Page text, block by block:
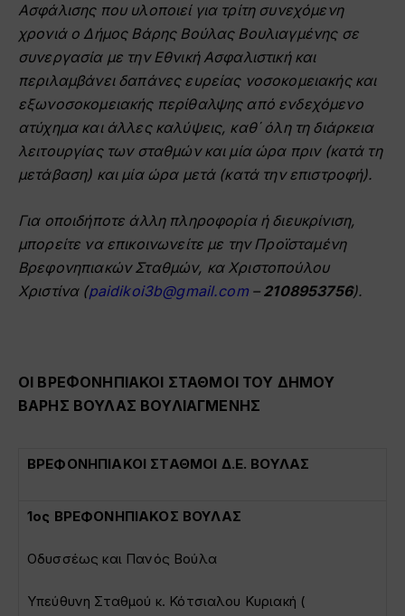
Ασφάλισης που υλοποιεί για τρίτη συνεχόμενη
χρονιά ο Δήμος Βάρης Βούλας Βουλιαγμένης σε
συνεργασία με την Εθνική Ασφαλιστική και
περιλαμβάνει δαπάνες ευρείας νοσοκομειακής και
εξωνοσοκομειακής περίθαλψης από ενδεχόμενο
ατύχημα και άλλες καλύψεις, καθ΄ όλη τη διάρκεια
λειτουργίας των σταθμών και μία ώρα πριν (κατά τη
μετάβαση) και μία ώρα μετά (κατά την επιστροφή).
Για οποιδήποτε άλλη πληροφορία ή διευκρίνιση,
μπορείτε να επικοινωνείτε με την Προϊσταμένη
Βρεφονηπιακών Σταθμών, κα Χριστοπούλου
Χριστίνα (paidikoi3b@gmail.com– 2108953756).
ΟΙ ΒΡΕΦΟΝΗΠΙΑΚΟΙ ΣΤΑΘΜΟΙ ΤΟΥ ΔΗΜΟΥ
ΒΑΡΗΣ ΒΟΥΛΑΣ ΒΟΥΛΙΑΓΜΕΝΗΣ
ΒΡΕΦΟΝΗΠΙΑΚΟΙ ΣΤΑΘΜΟΙ Δ.Ε. ΒΟΥΛΑΣ
1ος ΒΡΕΦΟΝΗΠΙΑΚΟΣ ΒΟΥΛΑΣ
Οδυσσέως και Πανός Βούλα
Υπεύθυνη Σταθμού κ. Κότσιαλου Κυριακή (